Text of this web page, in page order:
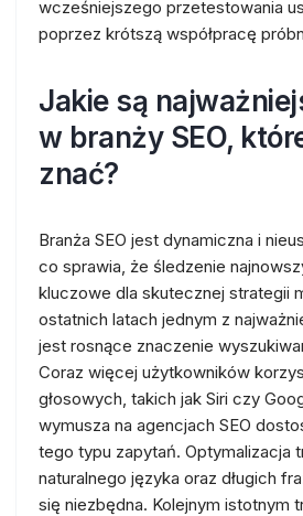
wcześniejszego przetestowania
poprzez krótszą współpracę
Jakie są
w branży SEO,
znać?
Branża SEO jest dynamiczna i
co sprawia, że śledzenie
kluczowe dla skutecznej strategii
ostatnich latach jednym z
jest rosnące znaczenie
Coraz więcej użytkowników
głosowych, takich jak Siri czy
wymusza na agencjach SEO
tego typu zapytań. Optymalizacja
naturalnego języka oraz długich
się niezbędna. Kolejnym istotnym